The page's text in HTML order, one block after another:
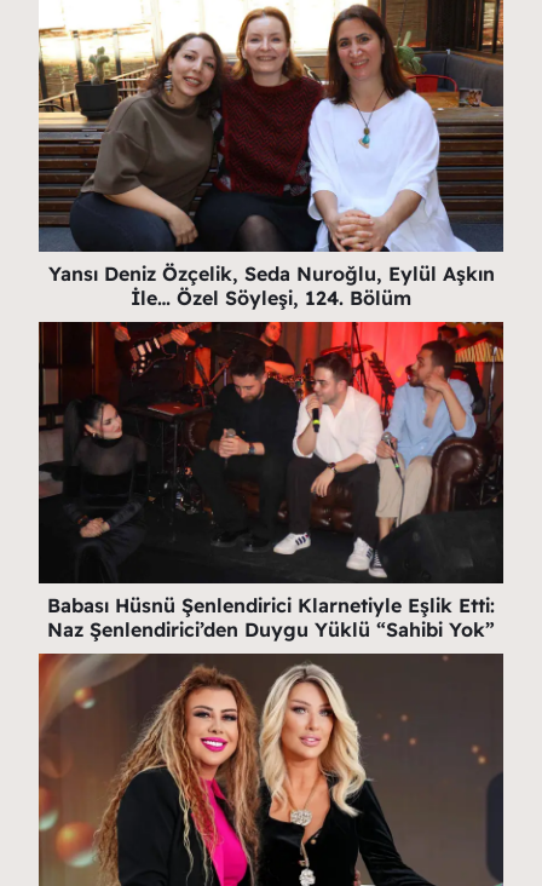
Yansı Deniz Özçelik, Seda Nuroğlu, Eylül Aşkın
İle… Özel Söyleşi, 124. Bölüm
Babası Hüsnü Şenlendirici Klarnetiyle Eşlik Etti:
Naz Şenlendirici’den Duygu Yüklü “Sahibi Yok”